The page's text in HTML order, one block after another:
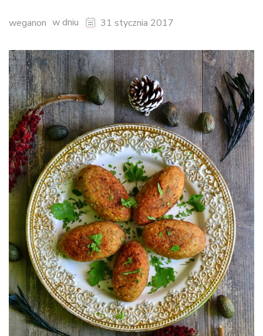
weganon w dniu 31 stycznia 2017